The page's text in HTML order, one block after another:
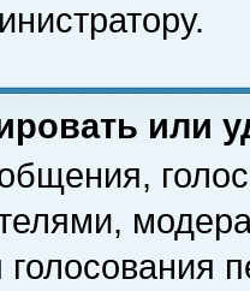
или
голосования